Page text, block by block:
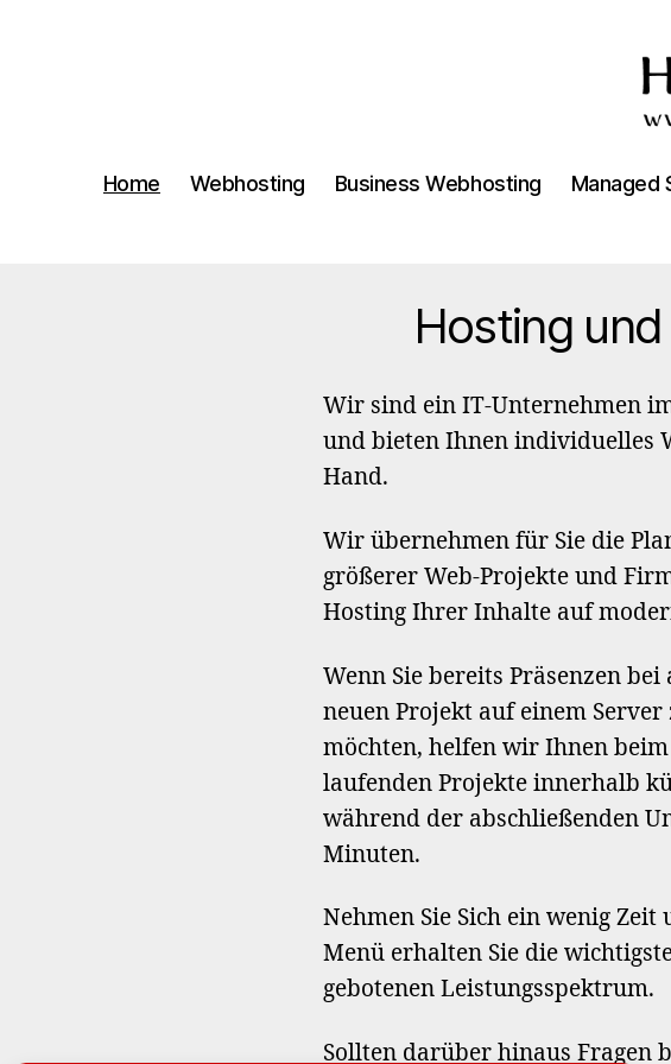
Home Webhosting Business Webhosting Managed
Hosting
Wir sind ein IT-Unternehmen
und bieten Ihnen individuelles
Hand.
Wir übernehmen für Sie die
größerer Web-Projekte und
Hosting Ihrer Inhalte auf
Wenn Sie bereits Präsenzen
neuen Projekt auf einem
möchten, helfen wir Ihnen
laufenden Projekte innerhalb
während der abschließenden
Minuten.
Nehmen Sie Sich ein wenig
Menü erhalten Sie die
gebotenen Leistungsspektrum.
Sollten darüber hinaus Fragen